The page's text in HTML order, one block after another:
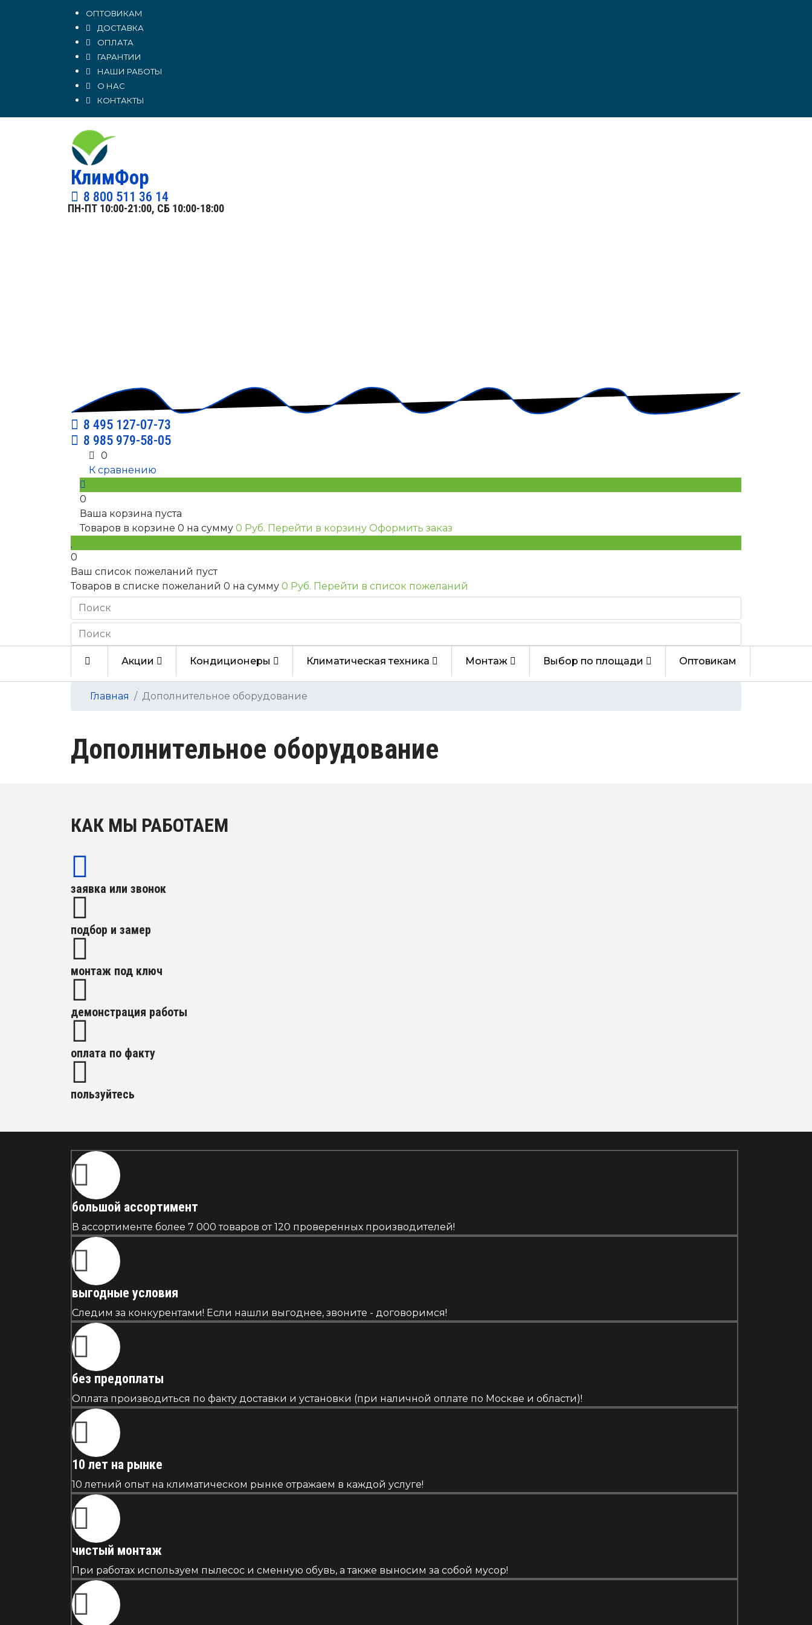
ОПТОВИКАМ
ДОСТАВКА
ОПЛАТА
ГАРАНТИИ
НАШИ РАБОТЫ
О НАС
КОНТАКТЫ
КлимФор
8 800 511 36 14
ПН-ПТ 10:00-21:00, СБ 10:00-18:00
8 495 127-07-73
8 985 979-58-05
0
К сравнению
0
Ваша корзина пуста
Товаров в корзине 0 на сумму 0 Руб. Перейти в корзину Оформить заказ
0
Ваш список пожеланий пуст
Товаров в списке пожеланий 0 на сумму 0 Руб. Перейти в список пожеланий
Акции Кондиционеры Климатическая техника Монтаж Выбор по площади Оптовикам
Главная Дополнительное оборудование
Дополнительное оборудование
КАК МЫ РАБОТАЕМ
заявка или звонок
подбор и замер
монтаж под ключ
демонстрация работы
оплата по факту
пользуйтесь
большой ассортимент
В ассортименте более 7 000 товаров от 120 проверенных производителей!
выгодные условия
Следим за конкурентами! Если нашли выгоднее, звоните - договоримся!
без предоплаты
Оплата производиться по факту доставки и установки (при наличной оплате по Москве и области)!
10 лет на рынке
10 летний опыт на климатическом рынке отражаем в каждой услуге!
чистый монтаж
При работах используем пылесос и сменную обувь, а также выносим за собой мусор!